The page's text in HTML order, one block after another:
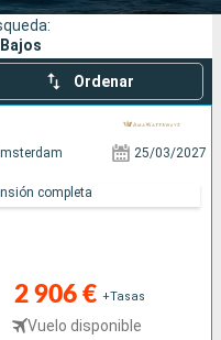
Buscar
Ordenar
25/03/2027
2 906 € +Tasas
Vuelo disponible
completa